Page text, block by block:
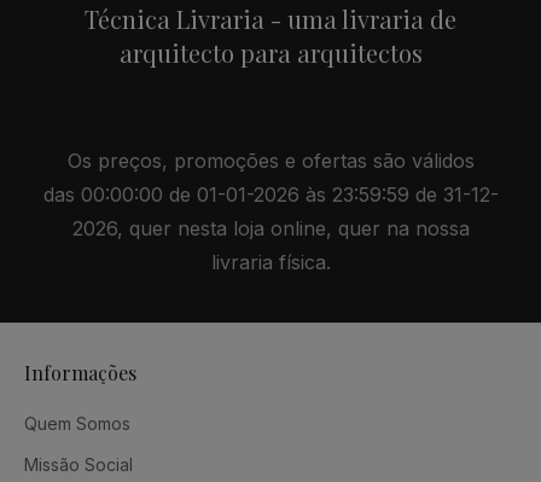
Técnica Livraria - uma livraria de
arquitecto para arquitectos
Os preços, promoções e ofertas são válidos
das 00:00:00 de 01-01-2026 às 23:59:59 de 31-12-
2026, quer nesta loja online, quer na nossa
livraria física.
Informações
Quem Somos
Missão Social